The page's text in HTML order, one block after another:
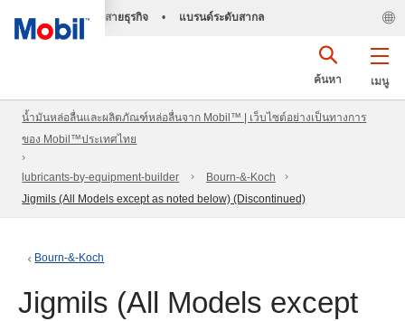
สายธุรกิจ • แบรนด์ระดับสากล
เมนู
ค้นหา
น้ำมันหล่อลื่นและผลิตภัณฑ์หล่อลื่นจาก Mobil™ | เว็บไซต์อย่างเป็นทางการ
ของ Mobil™ประเทศไทย
lubricants-by-equipment-builder
Bourn-&-Koch
Jigmils (All Models except as noted below) (Discontinued)
Bourn-&-Koch
Jigmils (All Models except